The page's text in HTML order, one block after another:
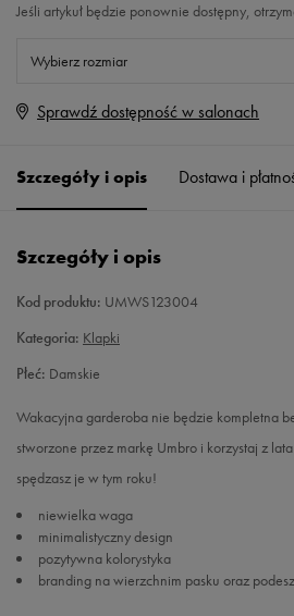
Jeśli artykuł będzie ponownie dostępny,
Wybierz rozmiar
Rozmiary EU
39 25 cm
41 26 cm
Sprawdź dostępność w salonach
Szczegóły i opis Dostawa i
Szczegóły i opis
Kod produktu: UMWS123004
Kategoria: Klapki
Płeć: Damskie
Wakacyjna garderoba nie będzie kompletna
stworzone przez markę Umbro i korzystaj z
spędzasz je w tym roku!
niewielka waga
minimalistyczny design
pozytywna kolorystyka
branding na wierzchnim pasku oraz